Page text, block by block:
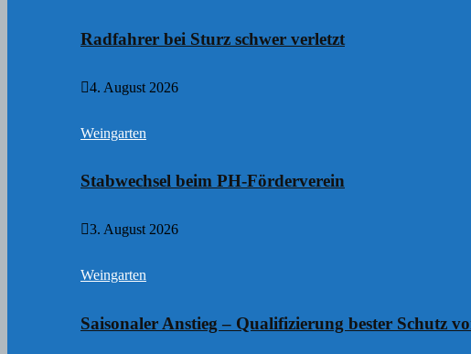
Radfahrer bei Sturz schwer verletzt
4. August 2026
Weingarten
Stabwechsel beim PH-Förderverein
3. August 2026
Weingarten
Saisonaler Anstieg – Qualifizierung bester Schutz